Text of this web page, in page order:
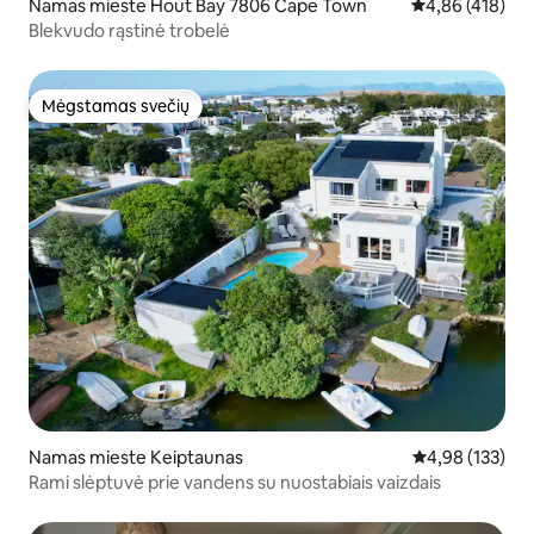
Namas mieste Hout Bay 7806 Cape Town Vidutinis
4,86 (418)
Blekvudo rąstinė trobelė
Mėgstamas svečių
Mėgstamas svečių
Namas mieste Keiptaunas Vidutinis
4,98 (133)
Rami slėptuvė prie vandens su nuostabiais vaizdais